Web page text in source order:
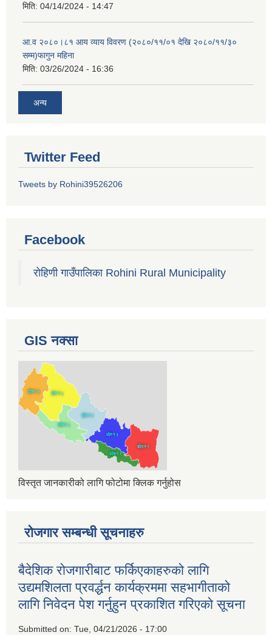
मिति: 04/14/2024 - 14:47
आ.व २०८०।८१ आय व्याय विवरण (२०८०/११/०१ देखि २०८०/११/३०
सम्म)फागुन महिना
मिति: 03/26/2024 - 16:36
अन्य
Twitter Feed
Tweets by Rohini39526206
Facebook
रोहिणी गाउँपालिका Rohini Rural Municipality
GIS नक्सा
विस्तृत जानकारीको लागि फोटोमा क्लिक गर्नुहोस
रोजगार सम्बन्धी सूचनाहरु
बैदेशिक रोजगारीबाट फर्किएकाहरुको लागि
उद्यमशिलता प्रवर्द्धन कार्यक्रममा सहभागीताको
लागि निवेदन पेश गर्नुहुन प्रकाशित गरिएको सूचना
Submitted on: Tue, 04/21/2026 - 17:00